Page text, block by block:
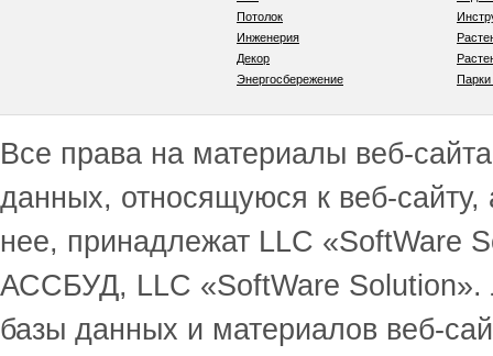
Потолок
Инженерия
Декор
Энергосбережение
Все права на материалы веб-
данных, относящуюся к веб-
нее, принадлежат LLC
АССБУД, LLC «SoftWare Solution».
базы данных и материалов веб-